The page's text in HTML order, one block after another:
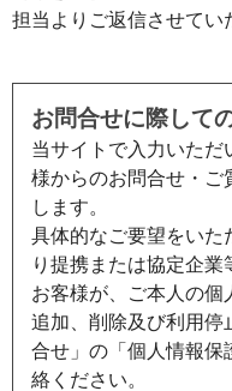
担当よりご返信させてい
お問合せに際して
当サイトで入力いただ
様からのお問合せ・ご
します。
具体的なご要望をいた
り提携または協定企業
お客様が、ご本人の個
追加、削除及び利用停
合せ」の「個人情報保
絡ください。